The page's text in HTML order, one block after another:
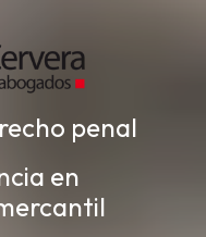
penal
en